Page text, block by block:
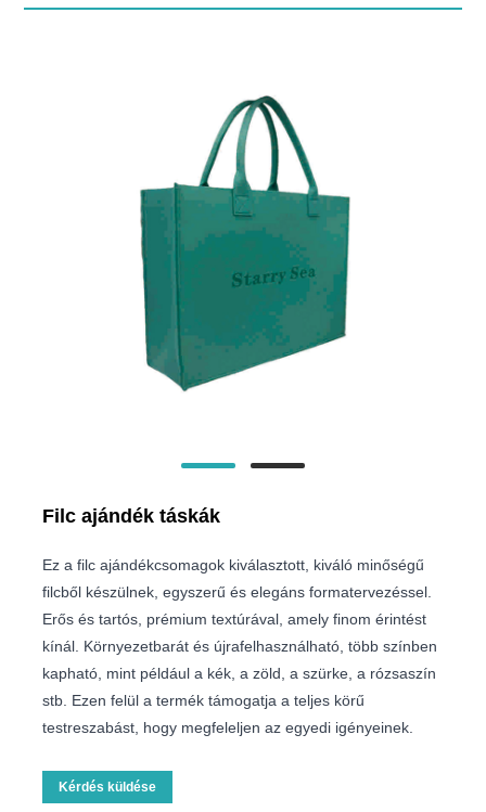
Filc ajándék táskák
Ez a filc ajándékcsomagok kiválasztott, kiváló minőségű
filcből készülnek, egyszerű és elegáns formatervezéssel.
Erős és tartós, prémium textúrával, amely finom érintést
kínál. Környezetbarát és újrafelhasználható, több színben
kapható, mint például a kék, a zöld, a szürke, a rózsaszín
stb. Ezen felül a termék támogatja a teljes körű
testreszabást, hogy megfeleljen az egyedi igényeinek.
Kérdés küldése